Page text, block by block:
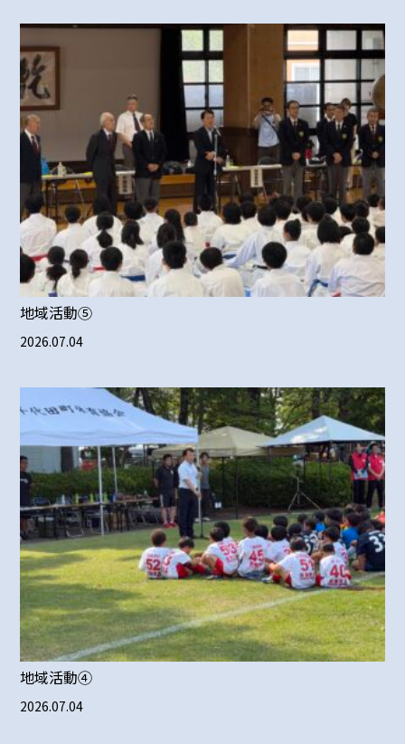
地域活動⑤
2026.07.04
地域活動④
2026.07.04